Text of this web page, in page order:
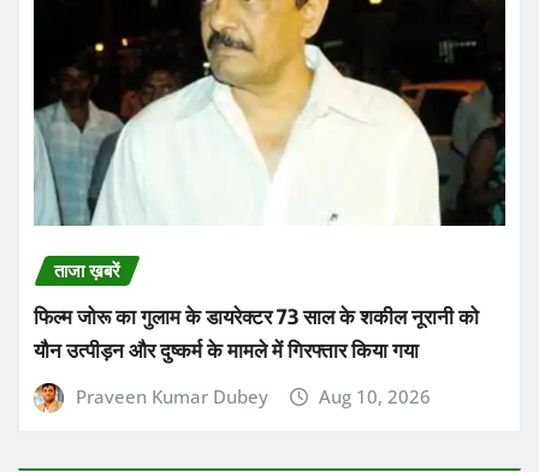
ताजा ख़बरें
फिल्म जोरू का गुलाम के डायरेक्टर 73 साल के शकील नूरानी को
यौन उत्पीड़न और दुष्कर्म के मामले में गिरफ्तार किया गया
Praveen Kumar Dubey Aug 10, 2026